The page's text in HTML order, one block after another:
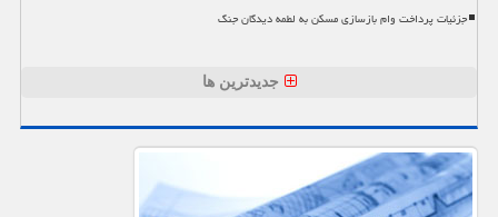
جزئیات پرداخت وام بازسازی مسکن به لطمه دیدگان جنگ
جدیدترین ها